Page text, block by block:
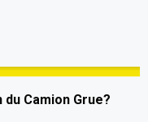
Camion Grue?